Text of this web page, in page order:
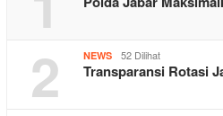
2 NEWS 52 Dilihat
Transparansi Rotasi